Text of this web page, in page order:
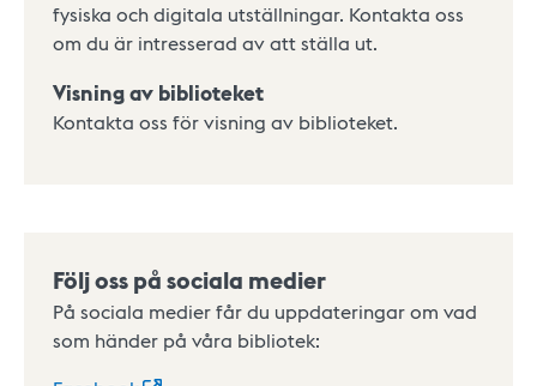
fysiska och digitala utställningar. Kontakta oss
om du är intresserad av att ställa ut.
Visning av biblioteket
Kontakta oss för visning av biblioteket.
Följ oss på sociala medier
På sociala medier får du uppdateringar om vad
som händer på våra bibliotek: